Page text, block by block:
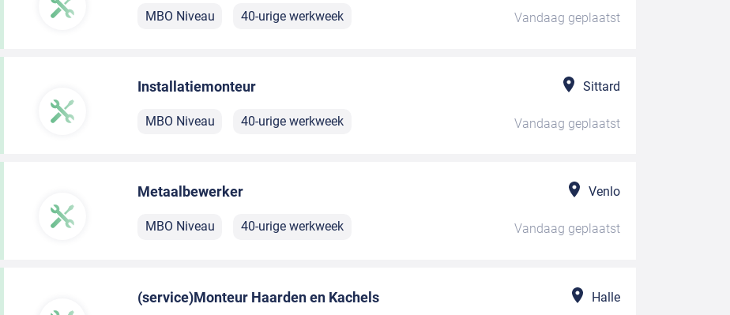
MBO Niveau 40-urige werkweek Vandaag geplaatst
Installatiemonteur Sittard
MBO Niveau 40-urige werkweek Vandaag geplaatst
Metaalbewerker Venlo
MBO Niveau 40-urige werkweek Vandaag geplaatst
(service)Monteur Haarden en Kachels Halle